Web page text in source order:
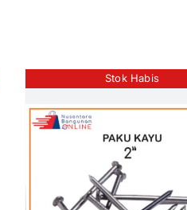
Stok Habis